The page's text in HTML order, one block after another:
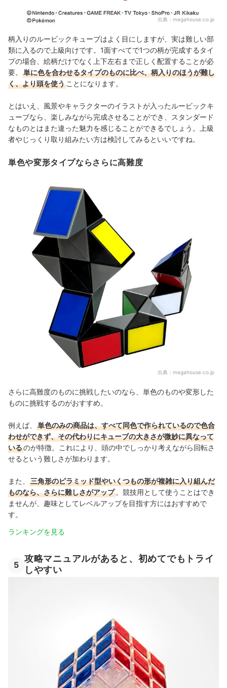
出典： megahouse.co.jp
柄入りのルービックキューブはよく目にしますが、実は難しい部
類に入るので上級向けです。1面すべてで1つの柄が完成するタイ
プの場合、絵柄だけでなく上下左右まで正しく配置することが必
要。
単に色を合わせるタイプのものに比べ、柄入りのほうが難し
く、より頭を使う ことになります。
とはいえ、風景やキャラクターのイラストが入ったルービックキ
ューブなら、楽しみながら完成させることができ、スタンダード
なものとはまた違った魅力を感じることができるでしょう。上級
者やじっくり取り組みたい方は検討してみるといいですね。
単色や変形タイプならさらに高難度
出典： megahouse.co.jp
さらに高難度のものに挑戦したいのなら、単色のものや変形した
ものに挑戦するのがおすすめ。
例えば、
単色のみの商品は、すべて同色で作られているので色合
わせができず、その代わりにキューブの大きさが微妙に異なって
いるのが特徴。これにより、頭の中でしっかり考えながら回転さ
せるという難しさが加わります。
また、
三角形のピラミッド型やいくつもの形が複雑に入り組んだ
ものなら、さらに難しさがアップ 。競技用として使うことはでき
ませんが、趣味としてレベルアップを目指す方にはおすすめで
す。
ランキングを見る
5
攻略マニュアルがあると、初めてでもトライ
しやすい